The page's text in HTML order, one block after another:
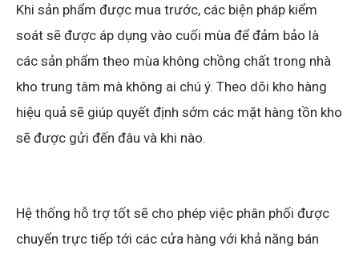
Khi sản phẩm được mua trước, các biện pháp kiểm
soát sẽ được áp dụng vào cuối mùa để đảm bảo là
các sản phẩm theo mùa không chồng chất trong nhà
kho trung tâm mà không ai chú ý. Theo dõi kho hàng
hiệu quả sẽ giúp quyết định sớm các mặt hàng tồn kho
sẽ được gửi đến đâu và khi nào.
Hệ thống hỗ trợ tốt sẽ cho phép việc phân phối được
chuyển trực tiếp tới các cửa hàng với khả năng bán